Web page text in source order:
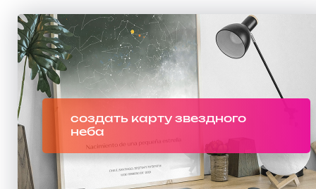
создать карту звездного
неба